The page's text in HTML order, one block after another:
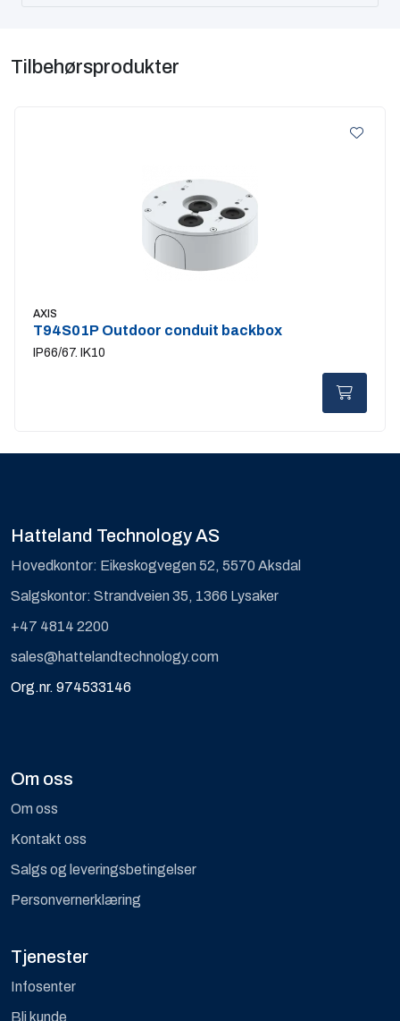
Tilbehørsprodukter
AXIS
T94S01P Outdoor conduit backbox
IP66/67. IK10
Hatteland Technology AS
Hovedkontor: Eikeskogvegen 52, 5570 Aksdal
Salgskontor: Strandveien 35, 1366 Lysaker
+47 4814 2200
sales@hattelandtechnology.com
Org.nr. 974533146
Om oss
Om oss
Kontakt oss
Salgs og leveringsbetingelser
Personvernerklæring
Tjenester
Infosenter
Bli kunde